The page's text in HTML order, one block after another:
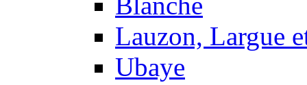
Lauzon, Largue
Ubaye